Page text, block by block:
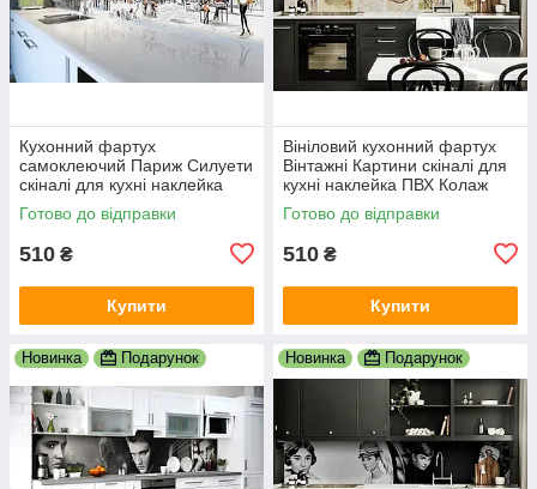
Кухонний фартух
самоклеючий Париж Силуети
скіналі для кухні наклейка
ПВХ люди мальований
вулиця 600х2000 мм
Готово до відправки
510 ₴
Купити
Вініловий кухонний фартух
Вінтажні Картини скіналі для
кухні наклейка ПВХ Колаж
Люди Бежевий 600х2000 мм
Готово до відправки
510 ₴
Купити
Новинка Подарунок Новинка Подарунок